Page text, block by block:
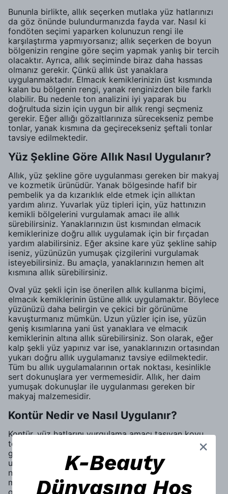
Bununla birlikte, allık seçerken mutlaka yüz hatlarınızı
da göz önünde bulundurmanızda fayda var. Nasıl ki
fondöten seçimi yaparken kolunuzun rengi ile
karşılaştırma yapmıyorsanız; allık seçerken de boyun
bölgenizin rengine göre seçim yapmak yanlış bir tercih
olacaktır. Ayrıca, allık seçiminde biraz daha hassas
olmanız gerekir. Çünkü allık üst yanaklara
uygulanmaktadır. Elmacık kemiklerinizin üst kısmında
kalan bu bölgenin rengi, yanak renginizden bile farklı
olabilir. Bu nedenle ton analizini iyi yaparak bu
doğrultuda sizin için uygun bir allık rengi seçmeniz
gerekir. Eğer allığı gözaltlarınıza sürecekseniz pembe
tonlar, yanak kısmına da geçirecekseniz şeftali tonlar
tavsiye edilmektedir.
Yüz Şekline Göre Allık Nasıl Uygulanır?
Allık, yüz şekline göre uygulanması gereken bir makyaj
ve kozmetik ürünüdür. Yanak bölgesinde hafif bir
pembelik ya da kızarıklık elde etmek için allıktan
yardım alırız. Yuvarlak yüz tipleri için, yüz hattınızın
kemikli bölgelerini vurgulamak amacı ile allık
sürebilirsiniz. Yanaklarınızın üst kısmından elmacık
kemiklerinize doğru allık uygulamak için bir fırçadan
yardım alabilirsiniz. Eğer aksine kare yüz şekline sahip
iseniz, yüzünüzün yumuşak çizgilerini vurgulamak
isteyebilirsiniz. Bu amaçla, yanaklarınızın hemen alt
kısmına allık sürebilirsiniz.
Oval yüz şekli için ise önerilen allık kullanma biçimi,
elmacık kemiklerinin üstüne allık uygulamaktır. Böylece
yüzünüzü daha belirgin ve çekici bir görünüme
kavuşturmanız mümkün. Uzun yüzler için ise, yüzün
geniş kısımlarına yani üst yanaklara ve elmacık
kemiklerinin altına allık sürebilirsiniz. Son olarak, eğer
kalp şekli yüz yapınız var ise, yanaklarınızın ortasından
yukarı doğru allık uygulamanız tavsiye edilmektedir.
Tüm bu allık uygulamalarının ortak noktası, kesinlikle
sert dokunuşlara yer vermemesidir. Allık, her daim
yumuşak dokunuşlar ile uygulanması gereken bir
makyaj malzemesidir.
Kontür Nedir ve Nasıl Uygulanır?
Kontür, yüz hatlarını vurgulama amacı taşıyan koyu
tonlu makyaj malzemesidir. Yüzü daha ince veya uzun
göstermek amacıyla kontür uygulanabilir. Kontür
uygulamak için ilk aşama elbette cilt temizliği,
nemlendirici ve sonrasında fondötendir. Klasik cilt
makyajınızı yaptıktan sonra kontür uygulamasına
geçebilirsiniz. Kontürü uygulamak için kullanacağınız
K-Beauty
Dünyasına Hoş